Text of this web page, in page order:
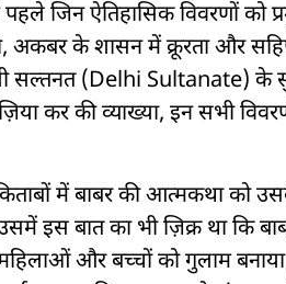
जिन ऐतिहासिक विवरणों को
के शासन में क्रूरता और
सल्तनत (Delhi Sultanate) के
कर की व्याख्या, इन सभी
में बाबर की आत्मकथा को
इस बात का भी ज़िक्र था कि
और बच्चों को गुलाम